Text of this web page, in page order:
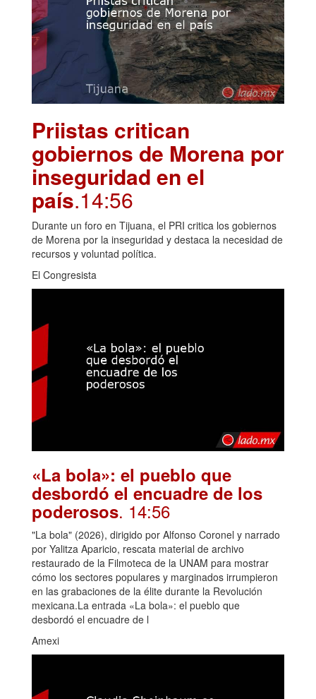
Priistas critican
gobiernos de Morena por
inseguridad en el
país.14:56
Durante un foro en Tijuana, el PRI critica los gobiernos
de Morena por la inseguridad y destaca la necesidad de
recursos y voluntad política.
El Congresista
«La bola»: el pueblo que
desbordó el encuadre de los
poderosos. 14:56
"La bola" (2026), dirigido por Alfonso Coronel y narrado
por Yalitza Aparicio, rescata material de archivo
restaurado de la Filmoteca de la UNAM para mostrar
cómo los sectores populares y marginados irrumpieron
en las grabaciones de la élite durante la Revolución
mexicana.La entrada «La bola»: el pueblo que
desbordó el encuadre de l
Amexi